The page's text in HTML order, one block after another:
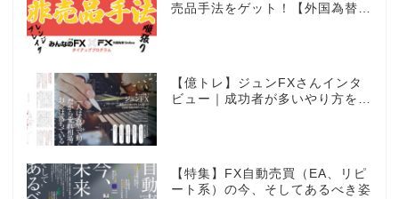
売品手法をゲット！【外国為替×
【億トレ】ジュンFXさんインタ
ビュー｜成功者が多いやり方を選
【特集】FX自動売買（EA、リピ
ート系）の今、そしてあるべき姿